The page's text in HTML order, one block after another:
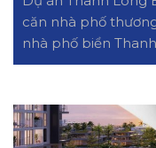
căn nhà phố
nhà phố biển